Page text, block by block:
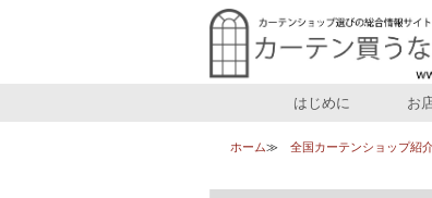
はじめに お
ホーム 全国カーテンショップ紹